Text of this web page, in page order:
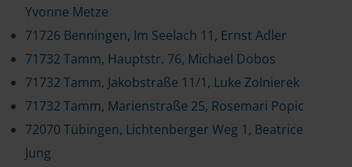
Yvonne Metze
71726 Benningen, Im Seelach 11, Ernst Adler
71732 Tamm, Hauptstr. 76, Michael Dobos
71732 Tamm, Jakobstraße 11/1, Luke Zolnierek
71732 Tamm, Marienstraße 25, Rosemari Popic
72070 Tübingen, Lichtenberger Weg 1, Beatrice
Jung